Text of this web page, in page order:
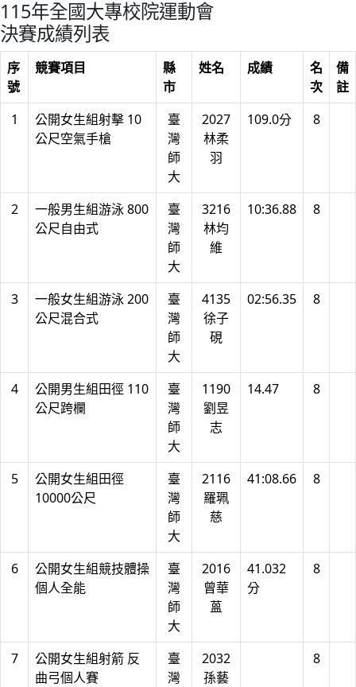
115年全國大專校院運動會
決賽成績列表
序
號
競賽項目
縣
市
姓名 成績
名
次
備
註
1
公開女生組射擊 10
公尺空氣手槍
臺
灣
師
大
2027
林柔
羽
109.0分 8
2
一般男生組游泳 800
公尺自由式
臺
灣
師
大
3216
林均
維
10:36.88 8
3
一般女生組游泳 200
公尺混合式
臺
灣
師
大
4135
徐子
硯
02:56.35 8
4
公開男生組田徑 110
公尺跨欄
臺
灣
師
大
1190
劉昱
志
14.47 8
5
公開女生組田徑
10000公尺
臺
灣
師
大
2116
羅珮
慈
41:08.66 8
6
公開女生組競技體操
個人全能
臺
灣
師
大
2016
曾華
蒕
41.032
分
8
7
公開女生組射箭 反
曲弓個人賽
臺
灣
2032
孫藝
8